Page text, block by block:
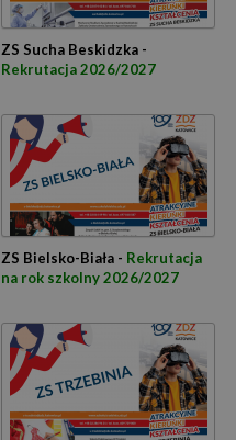
ZS Sucha Beskidzka -
Rekrutacja 2026/2027
ZS Bielsko-Biała - Rekrutacja
na rok szkolny 2026/2027